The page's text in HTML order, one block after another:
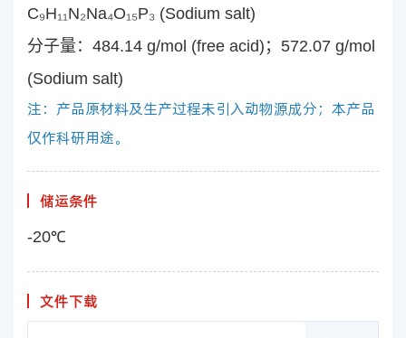
C₉H₁₁N₂Na₄O₁₅P₃ (Sodium salt)
分子量：484.14 g/mol (free acid)；572.07 g/mol
(Sodium salt)
注：产品原材料及生产过程未引入动物源成分；本产品
仅作科研用途。
储运条件
-20℃
文件下载